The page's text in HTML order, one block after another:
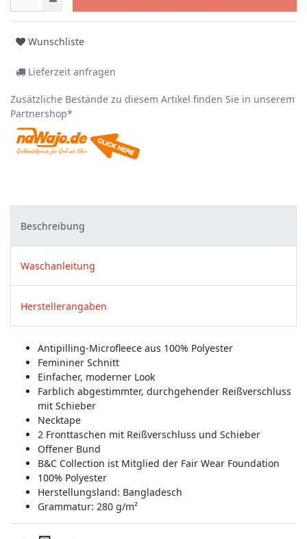
Wunschliste
Lieferzeit anfragen
Zusätzliche Bestände zu diesem Artikel finden Sie in unserem
Partnershop*
Beschreibung
Waschanleitung
Herstellerangaben
Antipilling-Microfleece aus 100% Polyester
Femininer Schnitt
Einfacher, moderner Look
Farblich abgestimmter, durchgehender Reißverschluss
mit Schieber
Necktape
2 Fronttaschen mit Reißverschluss und Schieber
Offener Bund
B&C Collection ist Mitglied der Fair Wear Foundation
100% Polyester
Herstellungsland: Bangladesch
Grammatur: 280 g/m²